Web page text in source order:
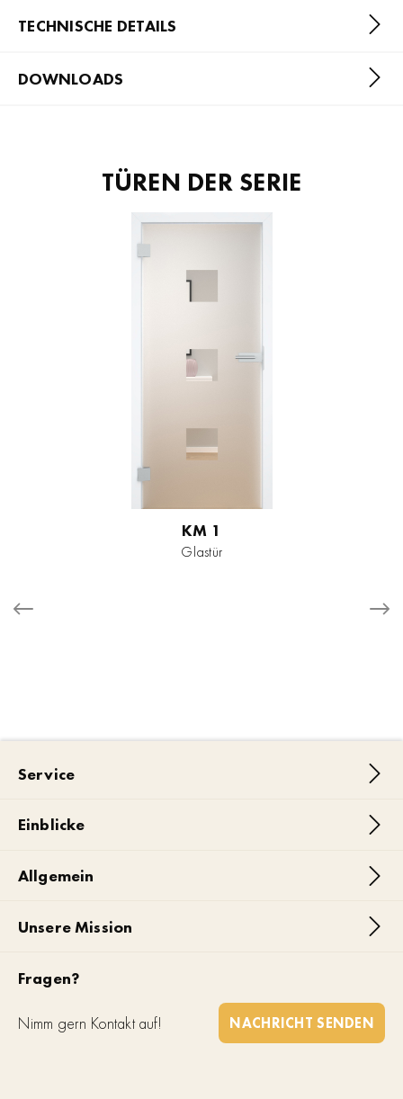
TECHNISCHE DETAILS
DOWNLOADS
TÜREN DER SERIE
KM 1
Glastür
Service
Einblicke
Allgemein
Unsere Mission
Fragen?
Nimm gern Kontakt auf! NACHRICHT SENDEN